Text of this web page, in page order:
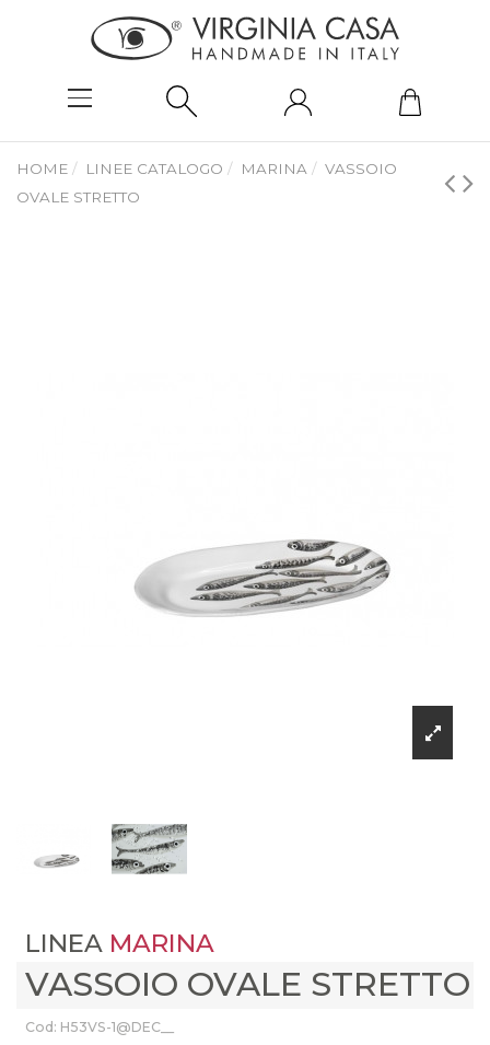
HOME LINEE CATALOGO MARINA
VASSOIO
OVALE STRETTO
LINEA MARINA
VASSOIO OVALE STRETTO
Cod: H53VS-1@DEC__